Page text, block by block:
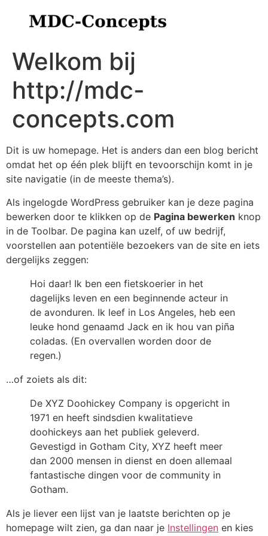
Welkom bij
http://mdc-
concepts.com
Dit is uw homepage. Het is anders dan een blog bericht
omdat het op één plek blijft en tevoorschijn komt in je
site navigatie (in de meeste thema’s).
Als ingelogde WordPress gebruiker kan je deze pagina
bewerken door te klikken op de Pagina bewerken knop
in de Toolbar. De pagina kan uzelf, of uw bedrijf,
voorstellen aan potentiële bezoekers van de site en iets
dergelijks zeggen:
Hoi daar! Ik ben een fietskoerier in het
dagelijks leven en een beginnende acteur in
de avonduren. Ik leef in Los Angeles, heb een
leuke hond genaamd Jack en ik hou van piña
coladas. (En overvallen worden door de
regen.)
…of zoiets als dit:
De XYZ Doohickey Company is opgericht in
1971 en heeft sindsdien kwalitatieve
doohickeys aan het publiek geleverd.
Gevestigd in Gotham City, XYZ heeft meer
dan 2000 mensen in dienst en doen allemaal
fantastische dingen voor de community in
Gotham.
Als je liever een lijst van je laatste berichten op je
homepage wilt zien, ga dan naar je Instellingen en kies